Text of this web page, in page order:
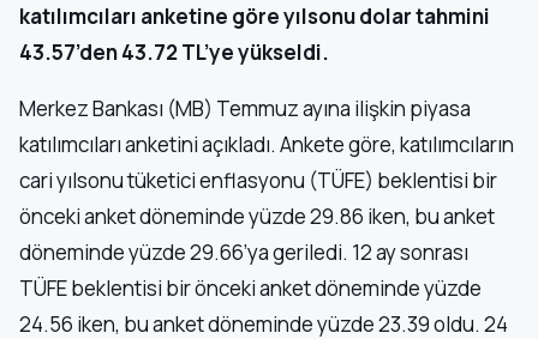
katılımcıları anketine göre yılsonu dolar tahmini
43.57’den 43.72 TL’ye yükseldi.
Merkez Bankası (MB) Temmuz ayına ilişkin piyasa
katılımcıları anketini açıkladı. Ankete göre, katılımcıların
cari yılsonu tüketici enflasyonu (TÜFE) beklentisi bir
önceki anket döneminde yüzde 29.86 iken, bu anket
döneminde yüzde 29.66’ya geriledi. 12 ay sonrası
TÜFE beklentisi bir önceki anket döneminde yüzde
24.56 iken, bu anket döneminde yüzde 23.39 oldu. 24